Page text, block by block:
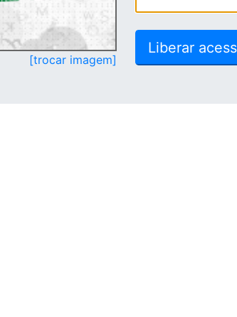
[trocar imagem]